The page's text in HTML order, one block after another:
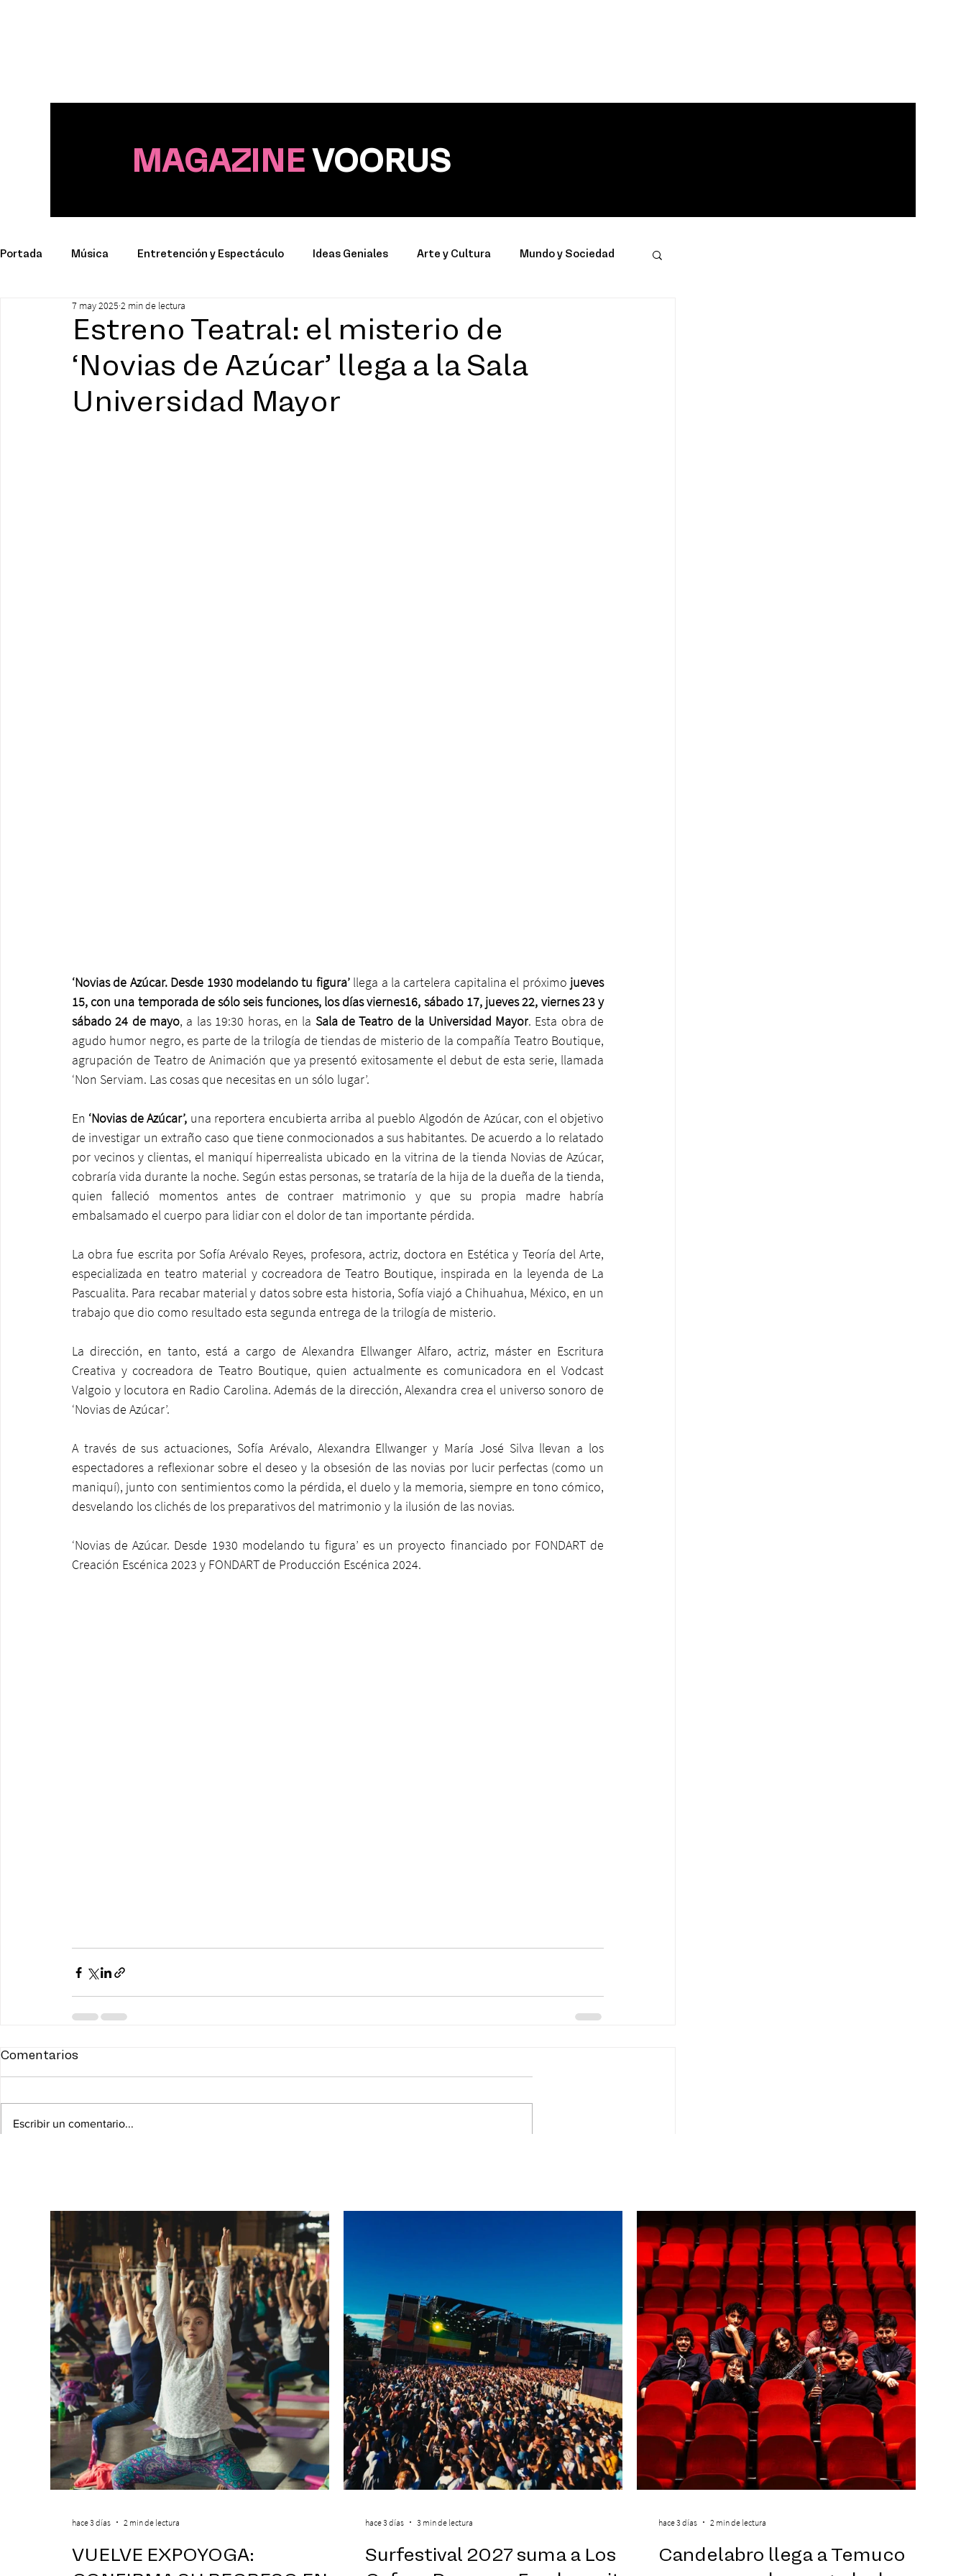
MAGAZINE VOORUS
Portada Música Entretención y Espectáculo Ideas Geniales Arte y Cultura Mundo y Sociedad
Productos y Marcas
Estreno Teatral: el misterio de
‘Novias de Azúcar’ llega a la Sala
Universidad Mayor
7 may 2025 2 min de lectura
‘Novias de Azúcar. Desde 1930 modelando tu figura’ llega a la cartelera capitalina el próximo jueves
15, con una temporada de sólo seis funciones, los días viernes16, sábado 17, jueves 22, viernes 23 y
sábado 24 de mayo, a las 19:30 horas, en la Sala de Teatro de la Universidad Mayor. Esta obra de
agudo humor negro, es parte de la trilogía de tiendas de misterio de la compañía Teatro Boutique,
agrupación de Teatro de Animación que ya presentó exitosamente el debut de esta serie, llamada
‘Non Serviam. Las cosas que necesitas en un sólo lugar’.
En ‘Novias de Azúcar’, una reportera encubierta arriba al pueblo Algodón de Azúcar, con el objetivo
de investigar un extraño caso que tiene conmocionados a sus habitantes. De acuerdo a lo relatado
por vecinos y clientas, el maniquí hiperrealista ubicado en la vitrina de la tienda Novias de Azúcar,
cobraría vida durante la noche. Según estas personas, se trataría de la hija de la dueña de la tienda,
quien falleció momentos antes de contraer matrimonio y que su propia madre habría
embalsamado el cuerpo para lidiar con el dolor de tan importante pérdida.
La obra fue escrita por Sofía Arévalo Reyes, profesora, actriz, doctora en Estética y Teoría del Arte,
especializada en teatro material y cocreadora de Teatro Boutique, inspirada en la leyenda de La
Pascualita. Para recabar material y datos sobre esta historia, Sofía viajó a Chihuahua, México, en un
trabajo que dio como resultado esta segunda entrega de la trilogía de misterio.
La dirección, en tanto, está a cargo de Alexandra Ellwanger Alfaro, actriz, máster en Escritura
Creativa y cocreadora de Teatro Boutique, quien actualmente es comunicadora en el Vodcast
Valgoio y locutora en Radio Carolina. Además de la dirección, Alexandra crea el universo sonoro de
‘Novias de Azúcar’.
A través de sus actuaciones, Sofía Arévalo, Alexandra Ellwanger y María José Silva llevan a los
espectadores a reflexionar sobre el deseo y la obsesión de las novias por lucir perfectas (como un
maniquí), junto con sentimientos como la pérdida, el duelo y la memoria, siempre en tono cómico,
desvelando los clichés de los preparativos del matrimonio y la ilusión de las novias.
‘Novias de Azúcar. Desde 1930 modelando tu figura’ es un proyecto financiado por FONDART de
Creación Escénica 2023 y FONDART de Producción Escénica 2024.
Comentarios
Escribir un comentario...
VUELVE EXPOYOGA:
hace 3 días 2 min de lectura
Surfestival 2027 suma a Los
hace 3 días 3 min de lectura
Candelabro llega a Temuco
hace 3 días 2 min de lectura